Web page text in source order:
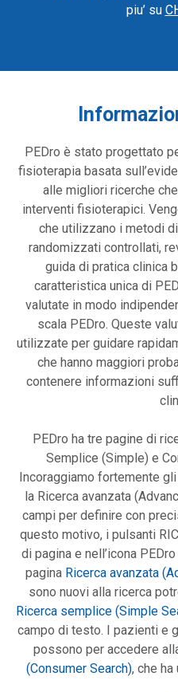
piu’ su
PEDro è stato progettato
fisioterapia basata
alle migliori ricerche
interventi fisioterapici.
che utilizzano i metodi
randomizzati controllati,
guida di pratica clinica
caratteristica unica di
valutate in modo
scala PEDro. Queste
utilizzate per guidare
che hanno maggiori
contenere informazioni
PEDro ha tre pagine di
Semplice (Simple) e
Incoraggiamo fortemente
la Ricerca avanzata
campi per definire con
questo motivo, i pulsanti
di pagina e nell’icona
pagina Ricerca avanzata
sono nuovi alla ricerca
Ricerca semplice (Simple
campo di testo. I pazienti e
possono per accedere
(Consumer Search), che